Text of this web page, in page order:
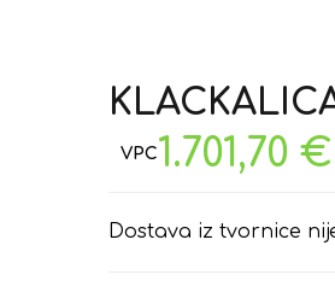
1.701,70€
Dostava iz tvornice